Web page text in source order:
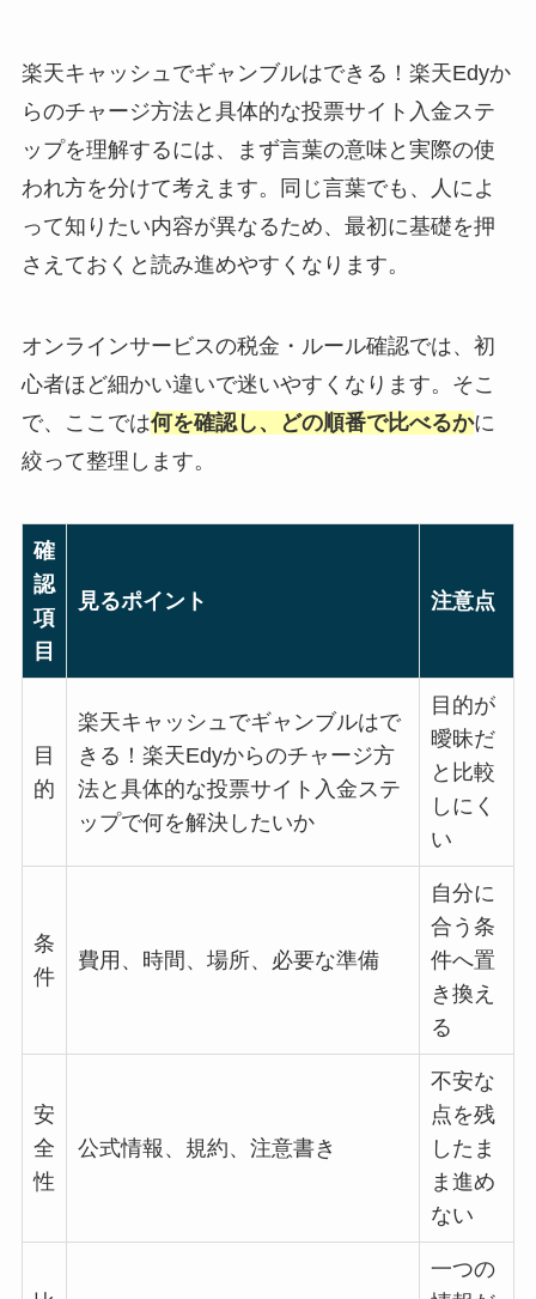
楽天キャッシュでギャンブルはできる！楽天Edyか
らのチャージ方法と具体的な投票サイト入金ステ
ップを理解するには、まず言葉の意味と実際の使
われ方を分けて考えます。同じ言葉でも、人によ
って知りたい内容が異なるため、最初に基礎を押
さえておくと読み進めやすくなります。
オンラインサービスの税金・ルール確認では、初
心者ほど細かい違いで迷いやすくなります。そこ
で、ここでは何を確認し、どの順番で比べるかに
絞って整理します。
確
認
項
目
見るポイント 注意点
目
的
楽天キャッシュでギャンブルはで
きる！楽天Edyからのチャージ方
法と具体的な投票サイト入金ステ
ップで何を解決したいか
目的が
曖昧だ
と比較
しにく
い
条
件
費用、時間、場所、必要な準備
自分に
合う条
件へ置
き換え
る
安
全
性
公式情報、規約、注意書き
不安な
点を残
したま
ま進め
ない
一つの